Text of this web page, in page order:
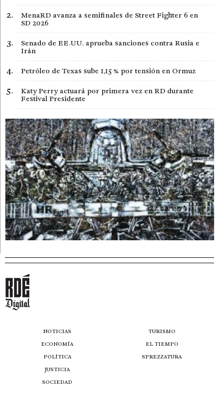
MenaRD avanza a semifinales de Street Fighter 6 en
SD 2026
Senado de EE.UU. aprueba sanciones contra Rusia e
Irán
Petróleo de Texas sube 1,15 % por tensión en Ormuz
Katy Perry actuará por primera vez en RD durante
Festival Presidente
NOTICIAS
ECONOMÍA
POLÍTICA
JUSTICIA
SOCIEDAD
TURISMO
EL TIEMPO
SPREZZATURA